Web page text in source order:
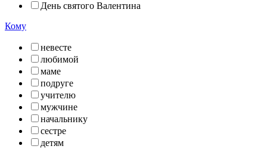
День святого Валентина
Кому
невесте
любимой
маме
подруге
учителю
мужчине
начальнику
сестре
детям